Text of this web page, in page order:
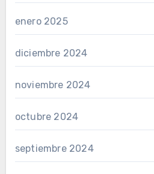
enero 2025
diciembre 2024
noviembre 2024
octubre 2024
septiembre 2024